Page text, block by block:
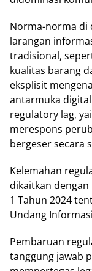
Norma-norma di
larangan
tradisional,
kualitas barang
eksplisit
antarmuka
regulatory lag,
merespons
bergeser secara
Kelemahan
dikaitkan
1 Tahun 2024
Undang
Pembaruan
tanggung jawab